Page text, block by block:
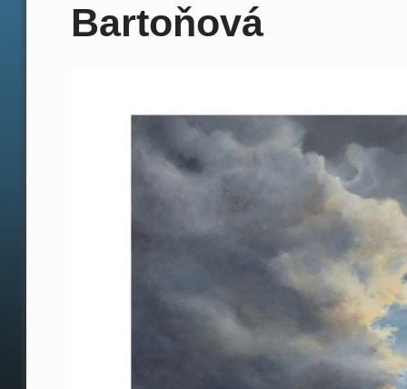
Bartoňová